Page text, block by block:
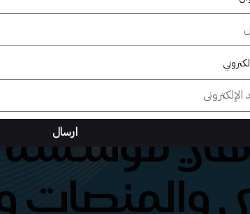
هي مؤسسة
والمنصات
ارسال